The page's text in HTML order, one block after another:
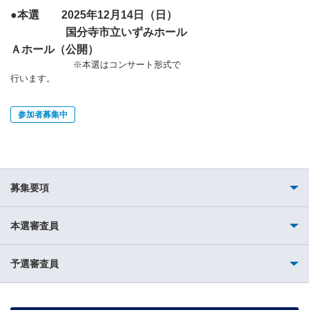
●本選 2025年12月14日（日）
国分寺市立いずみホール
Ａホール（公開）
※本選はコンサート形式で
行います。
参加者募集中
募集要項
本選審査員
予選審査員